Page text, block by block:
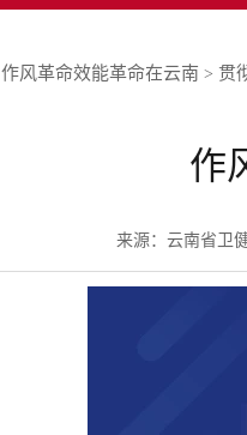
作风革命效能革命在云南 > 贯
作
来源：云南省